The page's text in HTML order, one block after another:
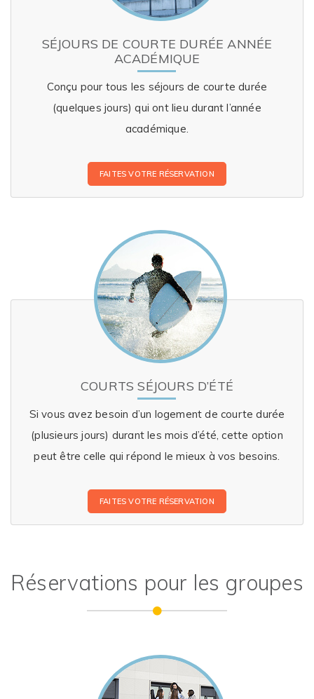
SÉJOURS DE COURTE DURÉE ANNÉE
ACADÉMIQUE
Conçu pour tous les séjours de courte durée
(quelques jours) qui ont lieu durant l’année
académique.
FAITES VOTRE RÉSERVATION
COURTS SÉJOURS D’ÉTÉ
Si vous avez besoin d’un logement de courte durée
(plusieurs jours) durant les mois d’été, cette option
peut être celle qui répond le mieux à vos besoins.
FAITES VOTRE RÉSERVATION
Réservations pour les groupes